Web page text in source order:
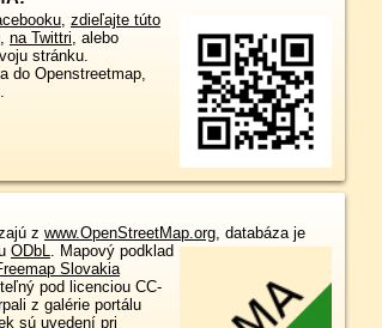
, zdieľajte túto
, na Twittri, alebo
stránku.
do Openstreetmap,
z www.OpenStreetMap.org, databáza je
ODbL. Mapový podklad
Slovakia
pod licenciou CC-
z galérie portálu
sú uvedení pri